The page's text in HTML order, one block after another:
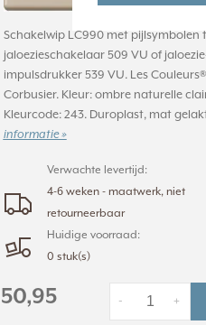
Schakelwip LC990 met pijlsymbolen
jaloezieschakelaar 509 VU of
impulsdrukker 539 VU. Les
Corbusier. Kleur: ombre naturelle
Kleurcode: 243. Duroplast, mat
informatie »
Verwachte levertijd:
4-6 weken - maatwerk, niet
retourneerbaar
Huidige voorraad:
0 stuk(s)
50,95 +
-